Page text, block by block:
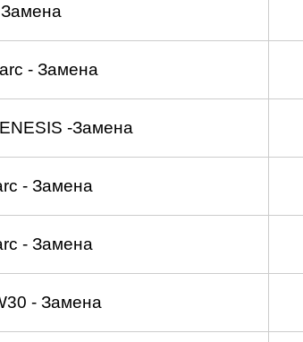
- Замена
-Замена
- Замена
- Замена
- Замена